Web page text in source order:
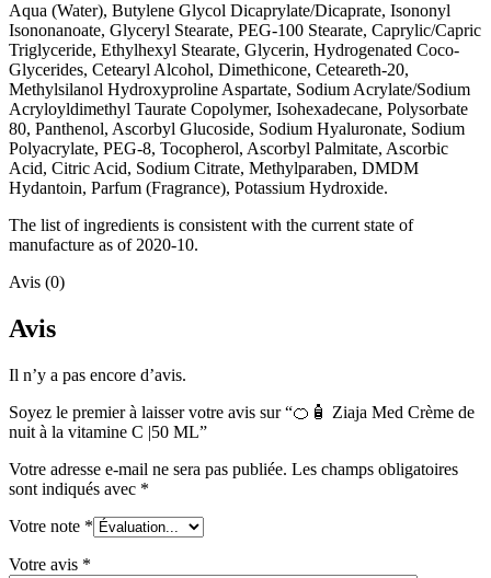
Aqua (Water), Butylene Glycol Dicaprylate/Dicaprate, Isononyl
Isononanoate, Glyceryl Stearate, PEG-100 Stearate, Caprylic/Capric
Triglyceride, Ethylhexyl Stearate, Glycerin, Hydrogenated Coco-
Glycerides, Cetearyl Alcohol, Dimethicone, Ceteareth-20,
Methylsilanol Hydroxyproline Aspartate, Sodium Acrylate/Sodium
Acryloyldimethyl Taurate Copolymer, Isohexadecane, Polysorbate
80, Panthenol, Ascorbyl Glucoside, Sodium Hyaluronate, Sodium
Polyacrylate, PEG-8, Tocopherol, Ascorbyl Palmitate, Ascorbic
Acid, Citric Acid, Sodium Citrate, Methylparaben, DMDM
Hydantoin, Parfum (Fragrance), Potassium Hydroxide.
The list of ingredients is consistent with the current state of
manufacture as of 2020-10.
Avis (0)
Avis
Il n’y a pas encore d’avis.
Soyez le premier à laisser votre avis sur “🍊🧴 Ziaja Med Crème de
nuit à la vitamine C |50 ML”
Votre adresse e-mail ne sera pas publiée. Les champs obligatoires
sont indiqués avec *
Votre note *
Votre avis *